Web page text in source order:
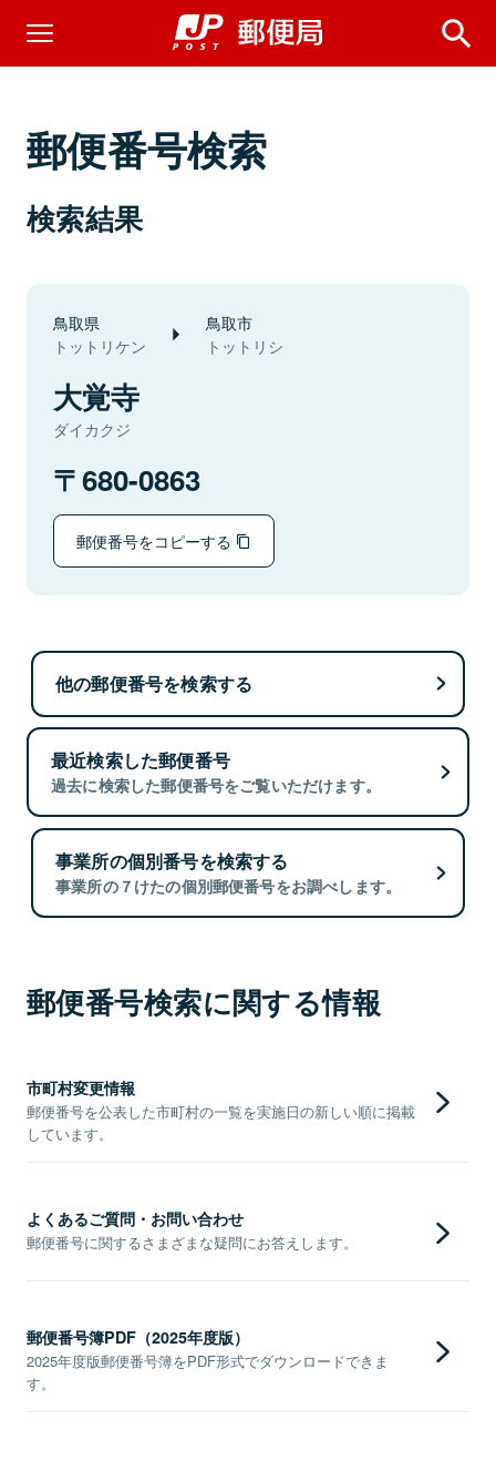
郵便番号検索
検索結果
鳥取県
トットリケン
鳥取市
トットリシ
大覚寺
ダイカクジ
680-0863
郵便番号をコピーする
他の郵便番号を検索する
最近検索した郵便番号
過去に検索した郵便番号をご覧いただけます。
事業所の個別番号を検索する
事業所の７けたの個別郵便番号をお調べします。
郵便番号検索に関する情報
市町村変更情報
郵便番号を公表した市町村の一覧を実施日の新しい順に掲載
しています。
よくあるご質問・お問い合わせ
郵便番号に関するさまざまな疑問にお答えします。
郵便番号簿PDF（2025年度版）
2025年度版郵便番号簿をPDF形式でダウンロードできま
す。